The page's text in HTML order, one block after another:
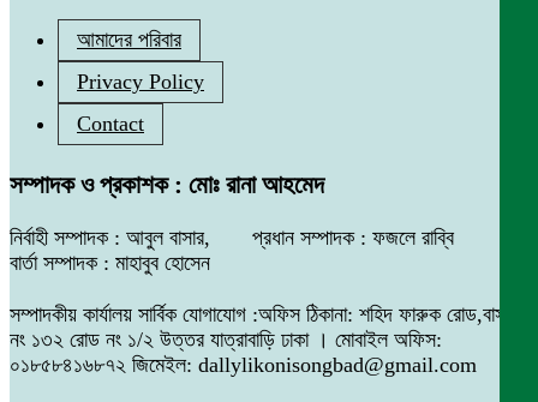
আমাদের পরিবার
Privacy Policy
Contact
সম্পাদক ও প্রকাশক : মোঃ রানা আহমেদ
নির্বাহী সম্পাদক : আবুল বাসার, প্রধান সম্পাদক : ফজলে রাব্বি
বার্তা সম্পাদক : মাহাবুব হোসেন
সম্পাদকীয় কার্যালয় সার্বিক যোগাযোগ :অফিস ঠিকানা: শহিদ ফারুক রোড,বাসা
নং ১৩২ রোড নং ১/২ উত্তর যাত্রাবাড়ি ঢাকা । মোবাইল অফিস:
০১৮৫৮৪১৬৮৭২ জিমেইল: dallylikonisongbad@gmail.com